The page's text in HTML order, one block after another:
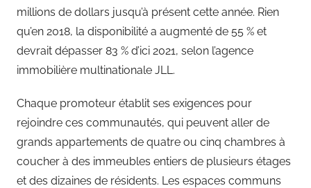
millions de dollars jusqu’à présent cette année. Rien
qu’en 2018, la disponibilité a augmenté de 55 % et
devrait dépasser 83 % d’ici 2021, selon l’agence
immobilière multinationale JLL.
Chaque promoteur établit ses exigences pour
rejoindre ces communautés, qui peuvent aller de
grands appartements de quatre ou cinq chambres à
coucher à des immeubles entiers de plusieurs étages
et des dizaines de résidents. Les espaces communs